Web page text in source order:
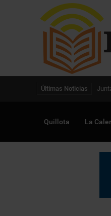
Últimas Noticias
Quillota La